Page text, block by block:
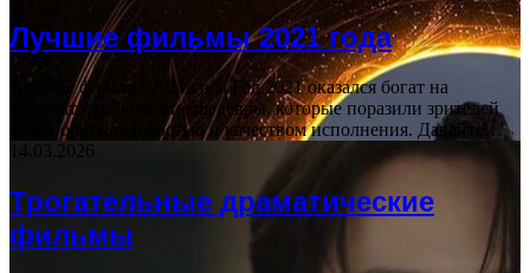
Лучшие фильмы 2021 года
Лучшие фильмы 2021 года Год 2021 оказался богат на
кинематографические шедевры, которые поразили зрителей
своей оригинальностью и качеством исполнения. Давайте…
14.03.2026
Трогательные драматические
фильмы